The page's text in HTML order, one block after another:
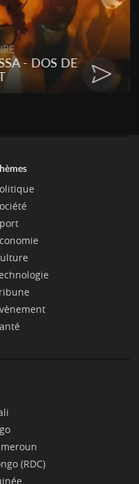
- DOS DE
(RDC)